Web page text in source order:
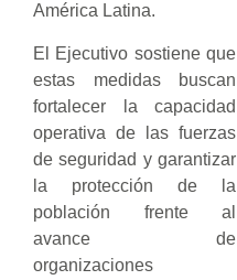
América Latina.
El Ejecutivo sostiene que
estas medidas buscan
fortalecer la capacidad
operativa de las fuerzas
de seguridad y garantizar
la protección de la
población frente al
avance de
organizaciones